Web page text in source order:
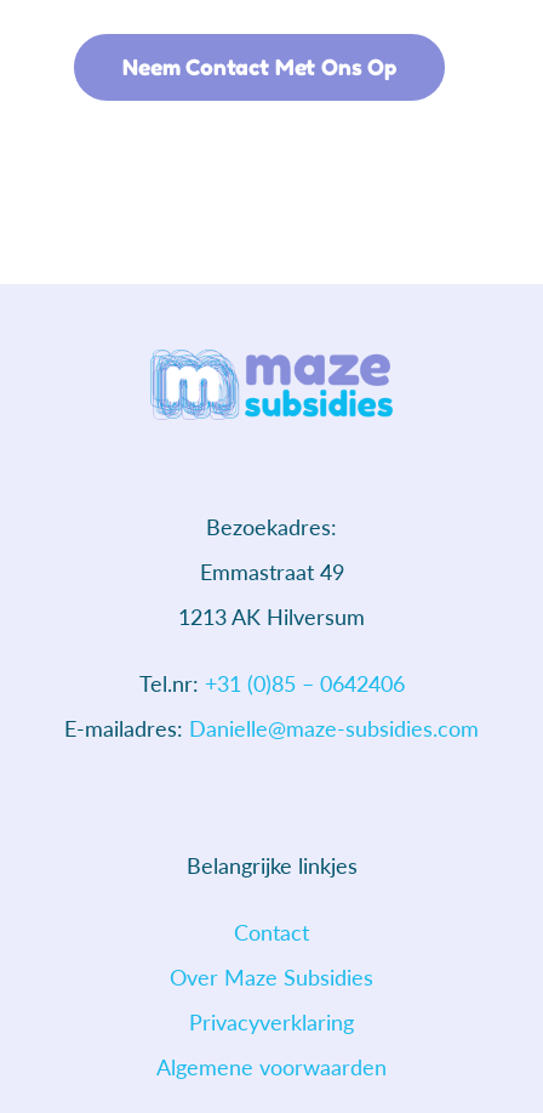
Neem Contact Met Ons Op
Bezoekadres:
Emmastraat 49
1213 AK Hilversum
Tel.nr: +31 (0)85 – 0642406
E-mailadres: Danielle@maze-subsidies.com
Belangrijke linkjes
Contact
Over Maze Subsidies
Privacyverklaring
Algemene voorwaarden